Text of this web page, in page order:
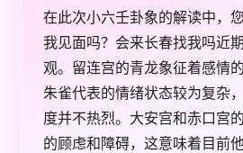
在此次小六壬卦象的解读中，
我见面吗？会来长春找我吗近
观。留连宫的青龙象征着感情
朱雀代表的情绪状态较为复杂
度并不热烈。大安宫和赤口宫
的顾虑和障碍，这意味着目前